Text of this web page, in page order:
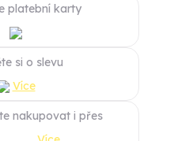
platební karty
si o slevu
Více
nakupovat i přes